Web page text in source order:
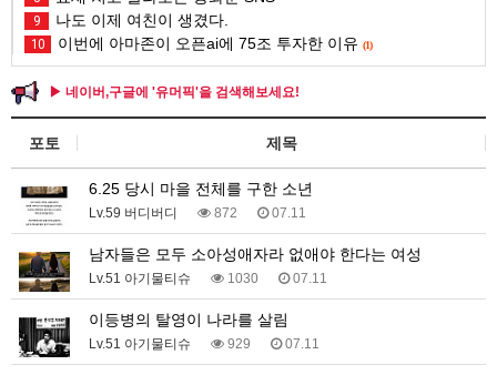
9 나도 이제 여친이 생겼다.
10 이번에 아마존이 오픈ai에 75조 투자한 이유 (1)
▶ 네이버,구글에 '유머픽'을 검색해보세요!
포토 제목
6.25 당시 마을 전체를 구한 소년
Lv.59 버디버디 872 07.11
남자들은 모두 소아성애자라 없애야 한다는 여성
Lv.51 아기물티슈 1030 07.11
이등병의 탈영이 나라를 살림
Lv.51 아기물티슈 929 07.11